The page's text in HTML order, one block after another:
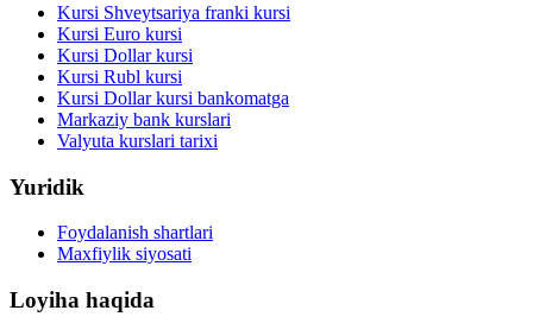
Kursi Shveytsariya franki kursi
Kursi Euro kursi
Kursi Dollar kursi
Kursi Rubl kursi
Kursi Dollar kursi bankomatga
Markaziy bank kurslari
Valyuta kurslari tarixi
Yuridik
Foydalanish shartlari
Maxfiylik siyosati
Loyiha haqida